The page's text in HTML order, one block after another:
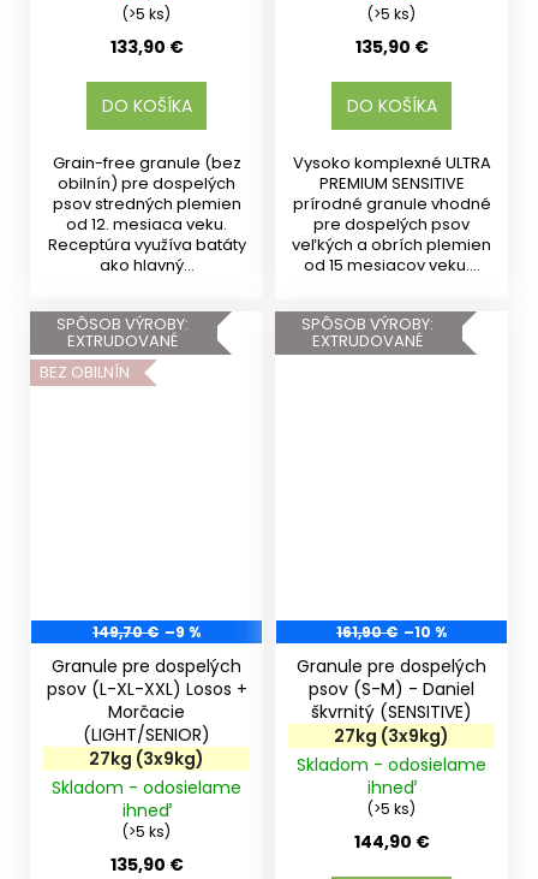
(>5 ks)
133,90 €
DO KOŠÍKA
Grain-free granule (bez
obilnín) pre dospelých
psov stredných plemien
od 12. mesiaca veku.
Receptúra využíva batáty
ako hlavný...
(>5 ks)
135,90 €
DO KOŠÍKA
Vysoko komplexné ULTRA
PREMIUM SENSITIVE
prírodné granule vhodné
pre dospelých psov
veľkých a obrích plemien
od 15 mesiacov veku....
SPÔSOB VÝROBY:
EXTRUDOVANÉ
BEZ OBILNÍN
149,70 € –9 %
Granule pre dospelých
psov (L-XL-XXL) Losos +
Morčacie
27kg (3x9kg)
Skladom - odosielame
ihneď
(>5 ks)
135,90 €
SPÔSOB VÝROBY:
EXTRUDOVANÉ
161,90 € –10 %
Granule pre dospelých
psov (S-M) - Daniel
27kg (3x9kg)
Skladom - odosielame
ihneď
(>5 ks)
144,90 €